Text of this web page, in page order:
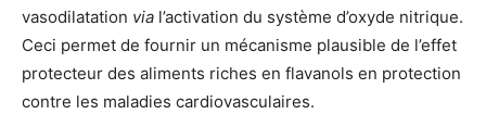
vasodilatation via l’activation du système d’oxyde nitrique.
Ceci permet de fournir un mécanisme plausible de l’effet
protecteur des aliments riches en flavanols en protection
contre les maladies cardiovasculaires.